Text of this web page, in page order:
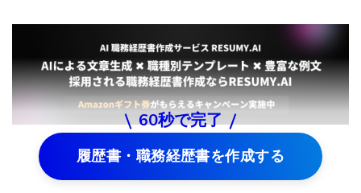
60秒で完了
履歴書・職務経歴書を作成する